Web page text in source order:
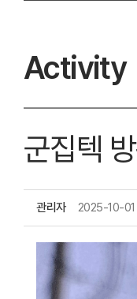
Activity
군집텍
관리자 2025-10-01